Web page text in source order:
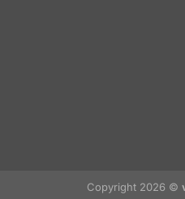
Copyright 2026 ©